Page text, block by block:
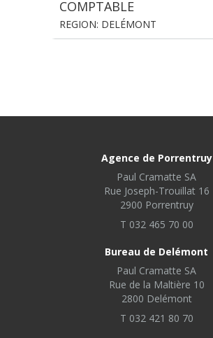
COMPTABLE
REGION: DELÉMONT
Agence de Porrentruy
Paul Cramatte SA
Rue Joseph-Trouillat 16
2900 Porrentruy
T 032 465 70 00
Bureau de Delémont
Paul Cramatte SA
Rue de la Maltière 10
2800 Delémont
T 032 421 80 70